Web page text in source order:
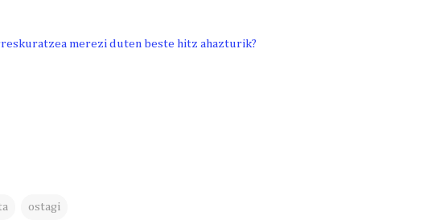
merezi duten beste hitz ahazturik?
ostagi